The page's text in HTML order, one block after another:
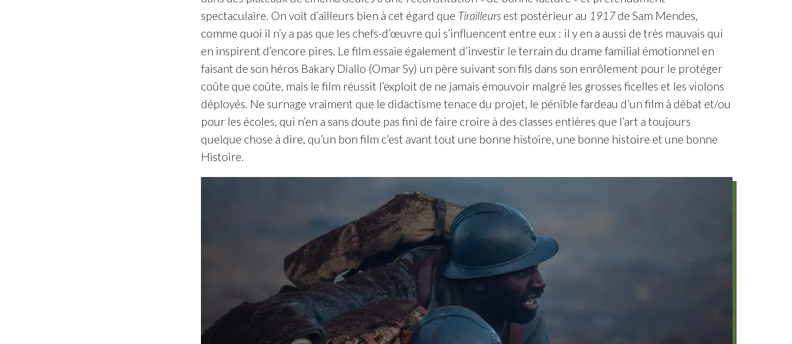
spectaculaire. On voit d’ailleurs bien à cet égard que Tirailleursest postérieur au 1917de Sam Mendes,
comme quoi il n’y a pas que les chefs-d’œuvre qui s’influencent entre eux : il y en a aussi de très mauvais qui
en inspirent d’encore pires. Le film essaie également d’investir le terrain du drame familial émotionnel en
faisant de son héros Bakary Diallo (Omar Sy) un père suivant son fils dans son enrôlement pour le protéger
coûte que coûte, mais le film réussit l’exploit de ne jamais émouvoir malgré les grosses ficelles et les violons
déployés. Ne surnage vraiment que le didactisme tenace du projet, le pénible fardeau d’un film à débat et/ou
pour les écoles, qui n’en a sans doute pas fini de faire croire à des classes entières que l’art a toujours
quelque chose à dire, qu’un bon film c’est avant tout une bonne histoire, une bonne histoire et une bonne
Histoire.